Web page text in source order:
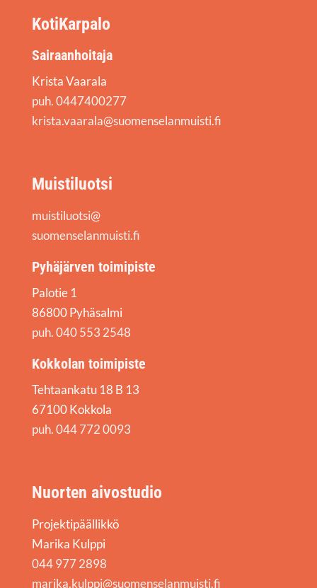
KotiKarpalo
Sairaanhoitaja
Krista Vaarala
puh. 0447400277
krista.vaarala@suomenselanmuisti.fi
Muistiluotsi
muistiluotsi@
suomenselanmuisti.fi
Pyhäjärven toimipiste
Palotie 1
86800 Pyhäsalmi
puh. 040 553 2548
Kokkolan toimipiste
Tehtaankatu 18 B 13
67100 Kokkola
puh. 044 772 0093
Nuorten aivostudio
Projektipäällikkö
Marika Kulppi
044 977 2898
marika.kulppi@suomenselanmuisti.fi